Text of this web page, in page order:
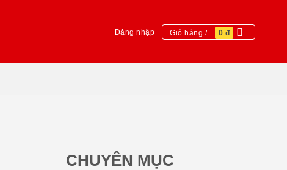
Đăng nhập Giỏ hàng / 0 đ
CHUYÊN MỤC